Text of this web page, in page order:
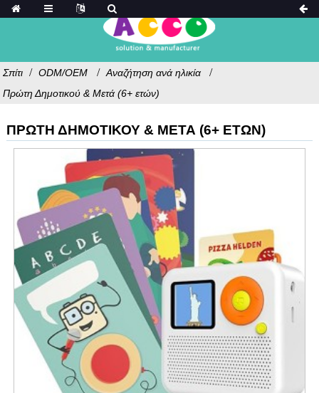
Σπίτι ODM/OEM
Αναζήτηση ανά ηλικία
Πρώτη Δημοτικού & Μετά (6+ ετών)
ΠΡΏΤΗ ΔΗΜΟΤΙΚΟΎ & ΜΕΤΆ (6+ ΕΤΏΝ)